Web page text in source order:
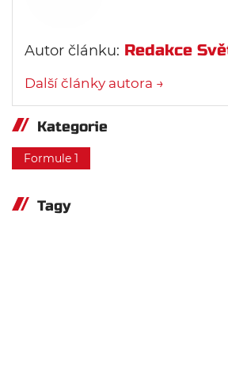
Autor článku: Redakce
Další články autora →
Kategorie
Formule 1
Tagy